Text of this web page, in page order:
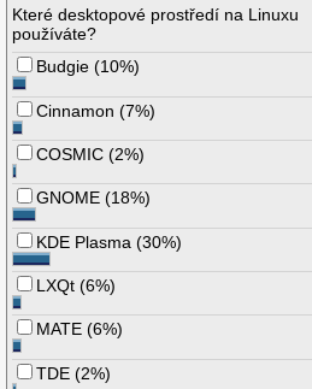
Které desktopové prostředí na Linuxu
používáte?
Budgie (10%)
Cinnamon (7%)
COSMIC (2%)
GNOME (18%)
KDE Plasma (30%)
LXQt (6%)
MATE (6%)
TDE (2%)